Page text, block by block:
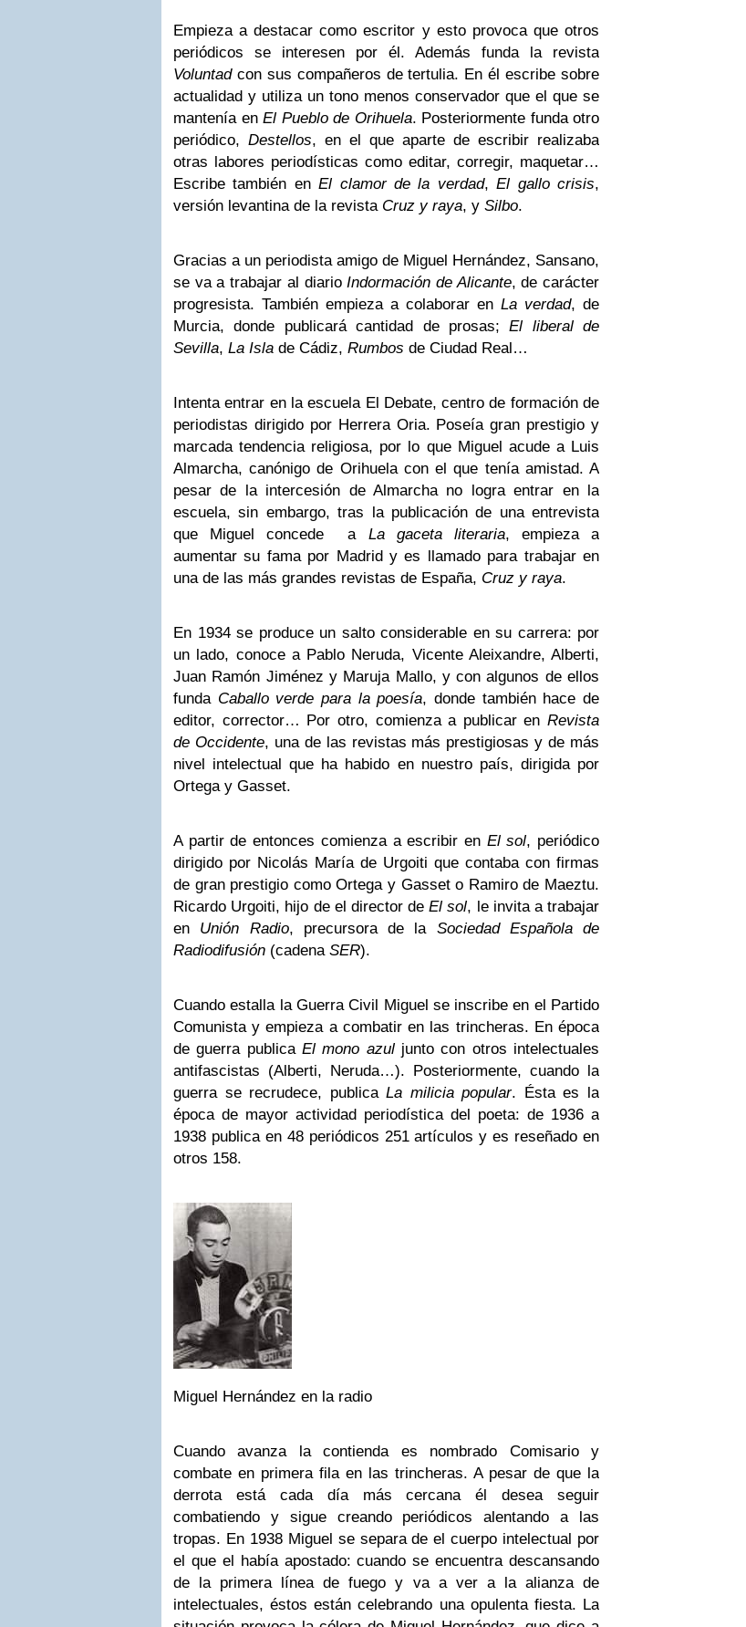
Empieza a destacar como escritor y esto provoca que otros
periódicos se interesen por él. Además funda la revista
Voluntadcon sus compañeros de tertulia. En él escribe sobre
actualidad y utiliza un tono menos conservador que el que se
mantenía en El Pueblo de Orihuela. Posteriormente funda otro
periódico, Destellos, en el que aparte de escribir realizaba
otras labores periodísticas como editar, corregir, maquetar…
Escribe también enEl clamor de la verdad,El gallo crisis,
versión levantina de la revista Cruz y raya, y Silbo.
Gracias a un periodista amigo de Miguel Hernández, Sansano,
se va a trabajar al diarioIndormación de Alicante, de carácter
progresista. También empieza a colaborar en La verdad, de
Murcia, donde publicará cantidad de prosas;El liberal de
Sevilla, La Isla de Cádiz, Rumbos de Ciudad Real…
Intenta entrar en la escuela El Debate, centro de formación de
periodistas dirigido por Herrera Oria. Poseía gran prestigio y
marcada tendencia religiosa, por lo que Miguel acude a Luis
Almarcha, canónigo de Orihuela con el que tenía amistad. A
pesar de la intercesión de Almarcha no logra entrar en la
escuela, sin embargo, tras la publicación de una entrevista
que Miguel concede a La gaceta literaria, empieza a
aumentar su fama por Madrid y es llamado para trabajar en
una de las más grandes revistas de España, Cruz y raya.
En 1934 se produce un salto considerable en su carrera: por
un lado, conoce a Pablo Neruda, Vicente Aleixandre, Alberti,
Juan Ramón Jiménez y Maruja Mallo, y con algunos de ellos
funda Caballo verde para la poesía, donde también hace de
editor, corrector… Por otro, comienza a publicar en Revista
de Occidente, una de las revistas más prestigiosas y de más
nivel intelectual que ha habido en nuestro país, dirigida por
Ortega y Gasset.
A partir de entonces comienza a escribir en El sol, periódico
dirigido por Nicolás María de Urgoiti que contaba con firmas
de gran prestigio como Ortega y Gasset o Ramiro de Maeztu.
Ricardo Urgoiti, hijo de el director deEl sol, le invita a trabajar
en Unión Radio, precursora de la Sociedad Española de
Radiodifusión (cadena SER).
Cuando estalla la Guerra Civil Miguel se inscribe en el Partido
Comunista y empieza a combatir en las trincheras. En época
de guerra publica El mono azuljunto con otros intelectuales
antifascistas (Alberti, Neruda…). Posteriormente, cuando la
guerra se recrudece, publicaLa milicia popular. Ésta es la
época de mayor actividad periodística del poeta: de 1936 a
1938 publica en 48 periódicos 251 artículos y es reseñado en
otros 158.
Miguel Hernández en la radio
Cuando avanza la contienda es nombrado Comisario y
combate en primera fila en las trincheras. A pesar de que la
derrota está cada día más cercana él desea seguir
combatiendo y sigue creando periódicos alentando a las
tropas. En 1938 Miguel se separa de el cuerpo intelectual por
el que el había apostado: cuando se encuentra descansando
de la primera línea de fuego y va a ver a la alianza de
intelectuales, éstos están celebrando una opulenta fiesta. La